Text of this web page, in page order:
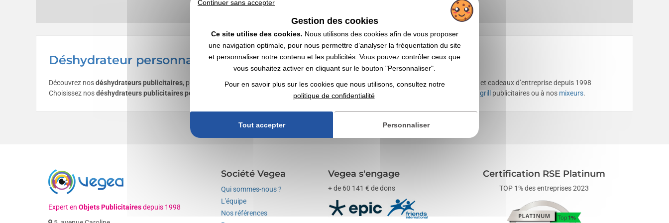
Déshydrateur personnalisé avec logo | Grossiste
Découvrez nosdéshydrateurs publicitaires, personnalisables avec votre logo ✔️ Electroménager ✔️ Grossiste en objets publicitaires,
et cadeaux d’entreprise depuis 1998
Choisissez nosdéshydrateurs publicitaires personnalisés comme supports de communication par l’objet. Jetez aussi un œil à nos pierres à grill publicitaires ou à nos mixeurs.
Expert en Objets Publicitairesdepuis 1998
Société Vegea
Qui sommes-nous ?
L'équipe
Nos références
Vegea s'engage
+ de 60 141 € de dons
Certification RSE Platinum
TOP 1% des entreprises 2023
Continuer sans accepter
Gestion des cookies
Ce site utilise des cookies. Nous utilisons des cookies afin de vous proposer
une navigation optimale, pour nous permettre d’analyser la fréquentation du site
et personnaliser notre contenu et les publicités. Vous pouvez contrôler ceux que
vous souhaitez activer en cliquant sur le bouton "Personnaliser".
Pour en savoir plus sur les cookies que nous utilisons, consultez notre
politique de confidentialité
Tout accepter Personnaliser